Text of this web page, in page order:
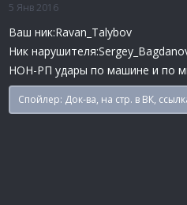
5 Янв 2016
Ваш ник:Ravan_Talybov
Ник
НОН-РП удары по машине и по
Спойлер: Док-ва, на стр. в ВК,